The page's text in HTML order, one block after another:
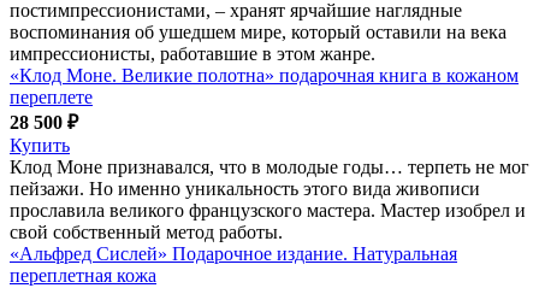
постимпрессионистами, – хранят ярчайшие наглядные
воспоминания об ушедшем мире, который оставили на века
импрессионисты, работавшие в этом жанре.
«Клод Моне. Великие полотна» подарочная книга в кожаном
переплете
28 500 ₽
Купить
Клод Моне признавался, что в молодые годы… терпеть не мог
пейзажи. Но именно уникальность этого вида живописи
прославила великого французского мастера. Мастер изобрел и
свой собственный метод работы.
«Альфред Сислей» Подарочное издание. Натуральная
переплетная кожа